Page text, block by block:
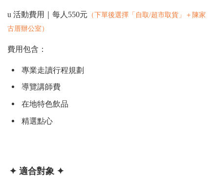
u 活動費用｜每人550元 （下單後選擇「自取/超市取貨」＋陳家
古厝辦公室 ）
費用包含：
專業走讀行程規劃
導覽講師費
在地特色飲品
精選點心
✦ 適合對象 ✦